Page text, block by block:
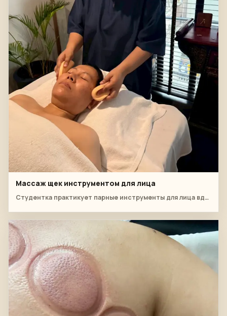
Массаж щек инструментом для лица
Студентка практикует парные инструменты для лица вдоль щек, сохраняя при этом постоянное давление и комфорт клиента.